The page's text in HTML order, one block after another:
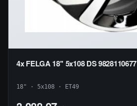
4x FELGA 18'' 5x108 DS 9828110677
18" · 5x108 · ET49